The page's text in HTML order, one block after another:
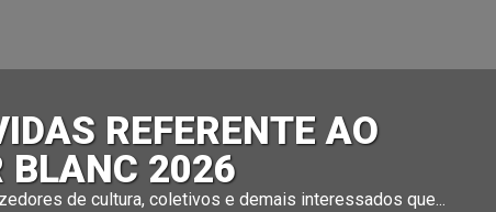
REFERENTE AO
BLANC 2026
de cultura, coletivos e demais interessados que...